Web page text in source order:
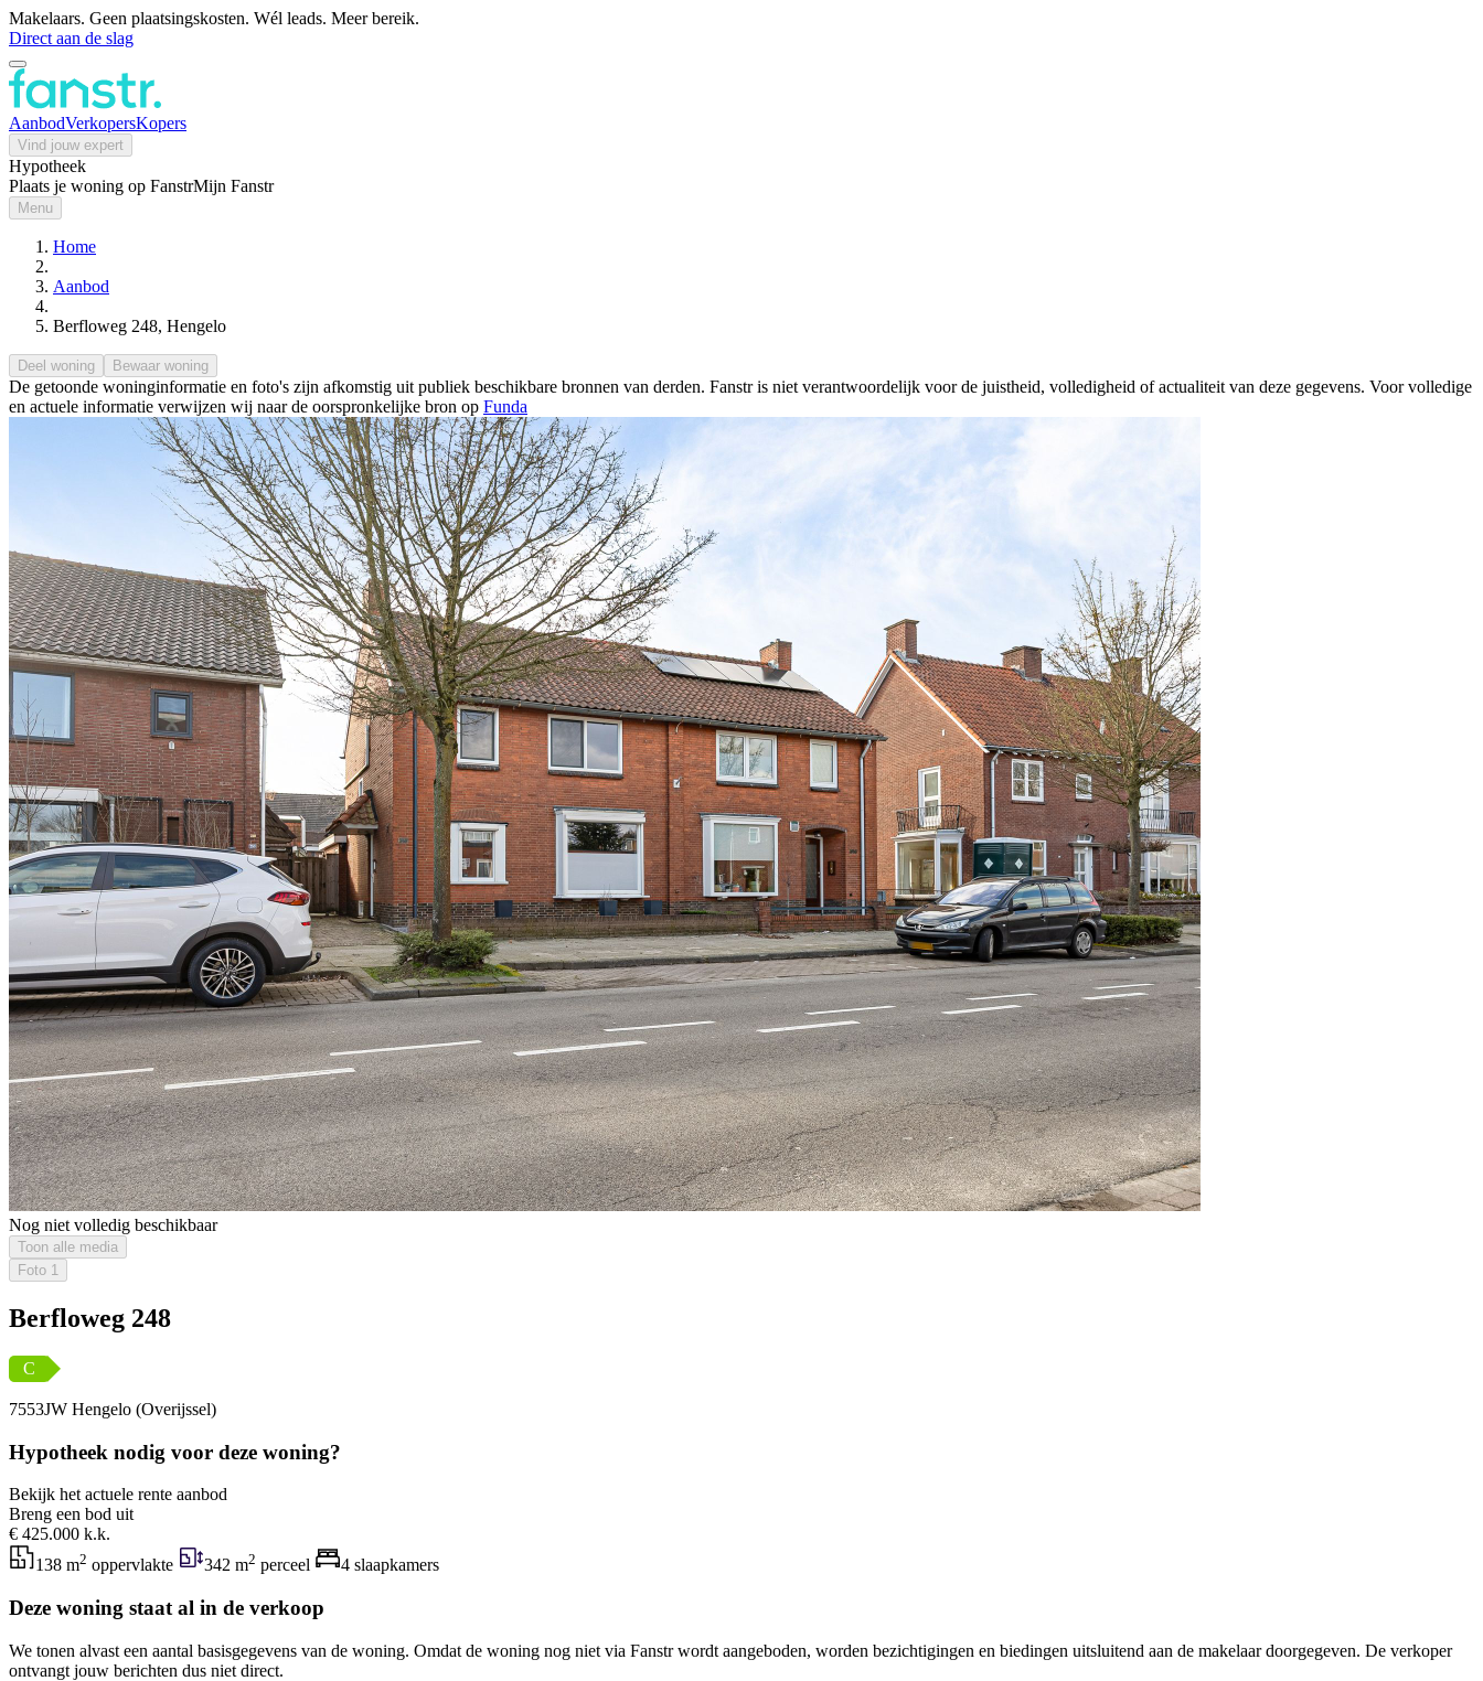
Makelaars. Geen plaatsingskosten. Wél leads. Meer bereik.
Direct aan de slag
AanbodVerkopersKopers
Vind jouw expert
Hypotheek
Plaats je woning op FanstrMijn Fanstr
Menu
Home
Aanbod
Berfloweg 248, Hengelo
Deel woning Bewaar woning
De getoonde woninginformatie en foto's zijn afkomstig uit publiek beschikbare bronnen van derden. Fanstr is niet verantwoordelijk voor de juistheid, volledigheid of actualiteit van deze gegevens. Voor volledige
en actuele informatie verwijzen wij naar de oorspronkelijke bron op Funda
Nog niet volledig beschikbaar
Toon alle media
Foto 1
Berfloweg 248
C
7553JW Hengelo (Overijssel)
Hypotheek nodig voor deze woning?
Bekijk het actuele rente aanbod
Breng een bod uit
€ 425.000 k.k.
138 m2 oppervlakte 342 m2 perceel 4 slaapkamers
Deze woning staat al in de verkoop
We tonen alvast een aantal basisgegevens van de woning. Omdat de woning nog niet via Fanstr wordt aangeboden, worden bezichtigingen en biedingen uitsluitend aan de makelaar doorgegeven. De verkoper
ontvangt jouw berichten dus niet direct.